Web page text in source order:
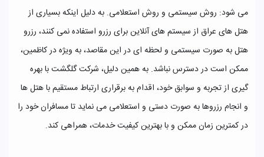
می‌ شود: روش سیستمی و روش استعلامی. به دلیل اینکه بسیاری از
هتل ‌های عراق از سیستم‌ های آنلاین برای رزرو استفاده نمی‌ کنند، رزرو
هتل به صورت سیستمی و لحظه ‌ای در این مقاصد، به ویژه در کاظمین،
ممکن است در دسترس نباشد. به همین دلیل، شرکت گلگشت با بهره
‌گیری از تجربه و سوابق خود، اقدام به برقراری ارتباط مستقیم با هتل ‌ها
و انجام رزروها به صورت دستی و استعلامی می ‌نماید تا مسافران خود را
در کمترین زمان ممکن و با بهترین کیفیت خدمات، همراهی کند.